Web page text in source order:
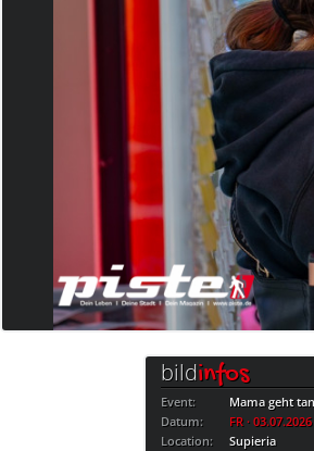
bildinfos
Event:
Mama geht
Datum:
FR · 03.07.2026
Location:
Supieria